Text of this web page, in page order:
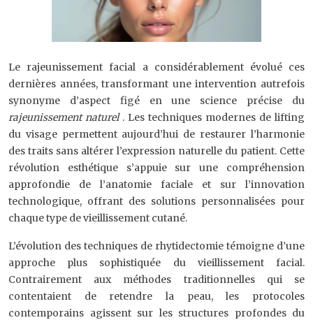
Le rajeunissement facial a considérablement évolué ces
dernières années, transformant une intervention autrefois
synonyme d’aspect figé en une science précise du
rajeunissement naturel . Les techniques modernes de lifting
du visage permettent aujourd’hui de restaurer l’harmonie
des traits sans altérer l’expression naturelle du patient. Cette
révolution esthétique s’appuie sur une compréhension
approfondie de l’anatomie faciale et sur l’innovation
technologique, offrant des solutions personnalisées pour
chaque type de vieillissement cutané.
L’évolution des techniques de rhytidectomie témoigne d’une
approche plus sophistiquée du vieillissement facial.
Contrairement aux méthodes traditionnelles qui se
contentaient de retendre la peau, les protocoles
contemporains agissent sur les structures profondes du